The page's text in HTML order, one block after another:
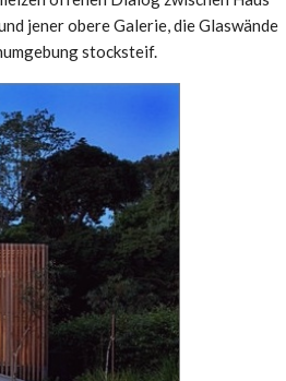
jener obere Galerie, die Glaswände
stocksteif.